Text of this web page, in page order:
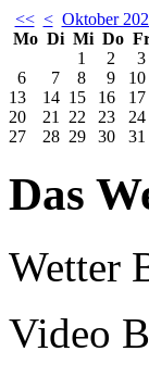
<< < Oktober
Mo Di Mi Do
1
2 3
6
7 8 9 10
13
14 15 16 17
20
21 22 23 24
27
28 29 30 31
Das
Wetter
Video